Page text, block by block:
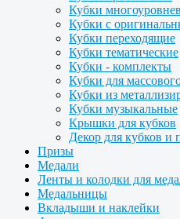
Кубки
Кубки с
Кубки переходящие
Кубки тематические
Кубки - комплекты
Кубки для
Кубки из
Кубки музыкальные
Крышки для кубков
Декор для кубков и
Призы
Медали
Ленты и колодки для
Медальницы
Вкладыши и наклейки